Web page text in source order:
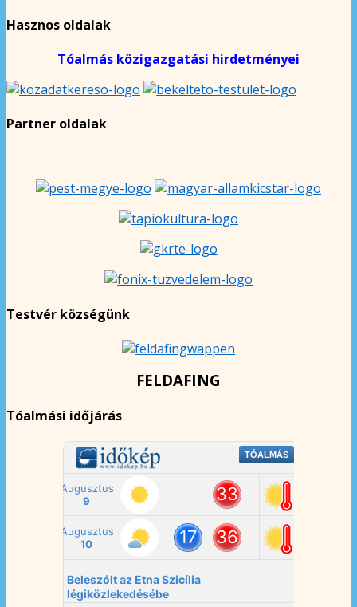
Hasznos oldalak
Tóalmás közigazgatási hirdetményei
Partner oldalak
Testvér községünk
FELDAFING
Tóalmási időjárás